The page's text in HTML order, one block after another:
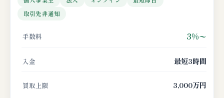
取引先非通知
手数料 3%〜
入金 最短3時間
買取上限 3,000万円